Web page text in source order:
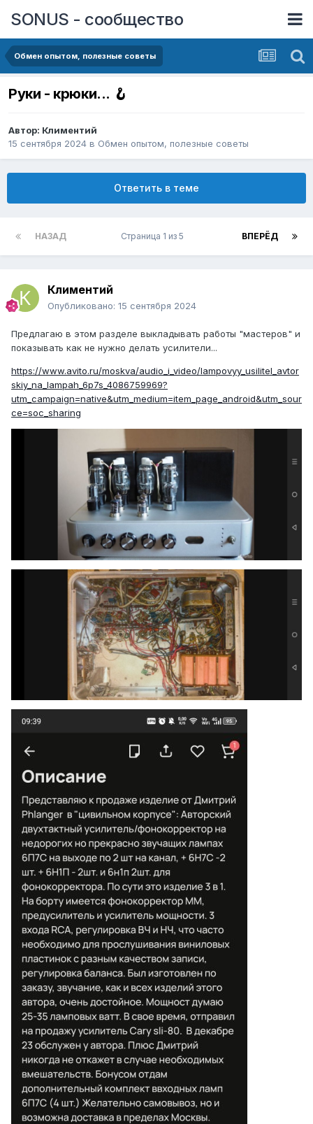
SONUS - сообщество
Обмен опытом, полезные советы
Руки - крюки... 🪝
Автор: Климентий
15 сентября 2024 в Обмен опытом, полезные советы
Ответить в теме
НАЗАД ВПЕРЁД
Страница 1 из 5
Климентий
Опубликовано: 15 сентября 2024
Предлагаю в этом разделе выкладывать работы "мастеров" и
показывать как не нужно делать усилители...
https://www.avito.ru/moskva/audio_i_video/lampovyy_usilitel_avtor
skiy_na_lampah_6p7s_4086759969?
utm_campaign=native&utm_medium=item_page_android&utm_sour
ce=soc_sharing